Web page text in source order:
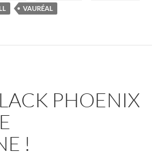
VAURÉAL
PHOENIX
!